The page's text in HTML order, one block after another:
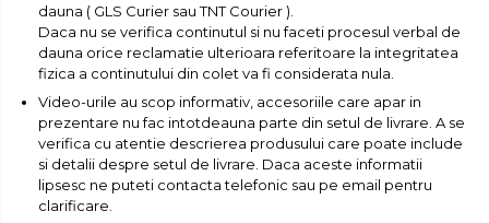
Roata de Masurat
Lacate & Incuietori
Banc de lucru – tamplarie
transport marfa
Perie de Sarma
dauna ( GLS Curier sau TNT Courier ).
Daca nu se verifica continutul si nu faceti procesul verbal de
dauna orice reclamatie ulterioara referitoare la integritatea
fizica a continutului din colet va fi considerata nula.
Video-urile au scop informativ, accesoriile care apar in
prezentare nu fac intotdeauna parte din setul de livrare. A se
verifica cu atentie descrierea produsului care poate include
si detalii despre setul de livrare. Daca aceste informatii
lipsesc ne puteti contacta telefonic sau pe email pentru
clarificare.